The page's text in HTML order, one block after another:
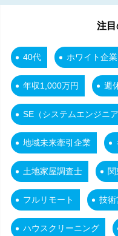
注目
40代 ホワイト企業
年収1,000万円 週
SE（システムエンジニア
地域未来牽引企業
土地家屋調査士 関
フルリモート 技術
ハウスクリーニング